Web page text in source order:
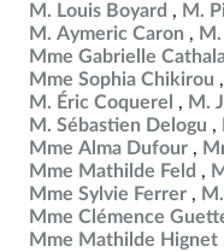
M. Louis Boyard
M.
M. Aymeric Caron
Mme Gabrielle
Mme Sophia Chikirou
M. Éric Coquerel
M.
M. Sébastien Delogu
Mme Alma Dufour
Mme Mathilde Feld
Mme Sylvie Ferrer
Mme Clémence
Mme Mathilde Hignet